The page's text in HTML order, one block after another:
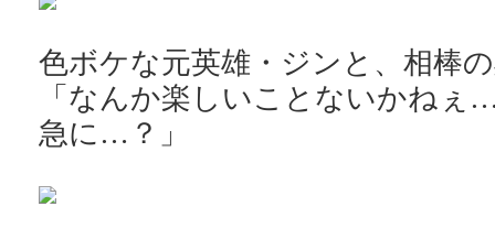
色ボケな元英雄・ジンと、相棒
「なんか楽しいことないかねぇ
急に…？」